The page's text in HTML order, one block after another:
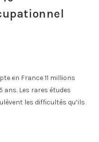
en France 11 millions
ans. Les rares études
les difficultés qu’ils